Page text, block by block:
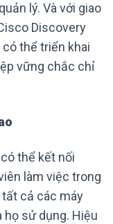
lý. Và với giao
Discovery
thể triển khai
vững chắc chỉ
thể kết nối
làm việc trong
tất cả các máy
họ sử dụng. Hiệu